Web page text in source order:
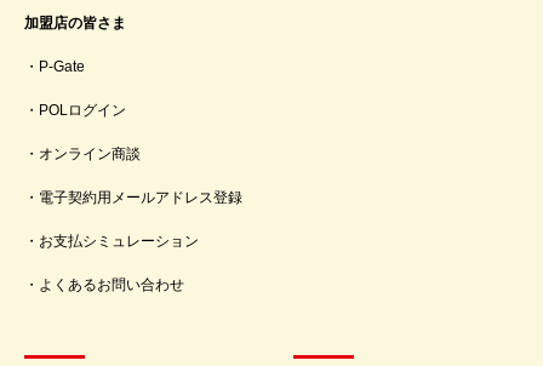
加盟店の皆さま
P-Gate
POLログイン
オンライン商談
電子契約用メールアドレス登録
お支払シミュレーション
よくあるお問い合わせ